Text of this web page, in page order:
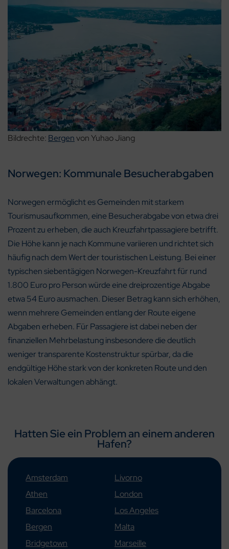
Bildrechte: Bergenvon Yuhao Jiang
Norwegen: Kommunale Besucherabgaben
Norwegen ermöglicht es Gemeinden mit starkem
Tourismusaufkommen, eine Besucherabgabe von etwa drei
Prozent zu erheben, die auch Kreuzfahrtpassagiere betrifft.
Die Höhe kann je nach Kommune variieren und richtet sich
häufig nach dem Wert der touristischen Leistung. Bei einer
typischen siebentägigen Norwegen-Kreuzfahrt für rund
1.800 Euro pro Person würde eine dreiprozentige Abgabe
etwa 54 Euro ausmachen. Dieser Betrag kann sich erhöhen,
wenn mehrere Gemeinden entlang der Route eigene
Abgaben erheben. Für Passagiere ist dabei neben der
finanziellen Mehrbelastung insbesondere die deutlich
weniger transparente Kostenstruktur spürbar, da die
endgültige Höhe stark von der konkreten Route und den
lokalen Verwaltungen abhängt.
Hatten Sie ein Problem an einem anderen
Hafen?
Amsterdam
Athen
Barcelona
Bergen
Bridgetown
Livorno
London
Los Angeles
Malta
Marseille